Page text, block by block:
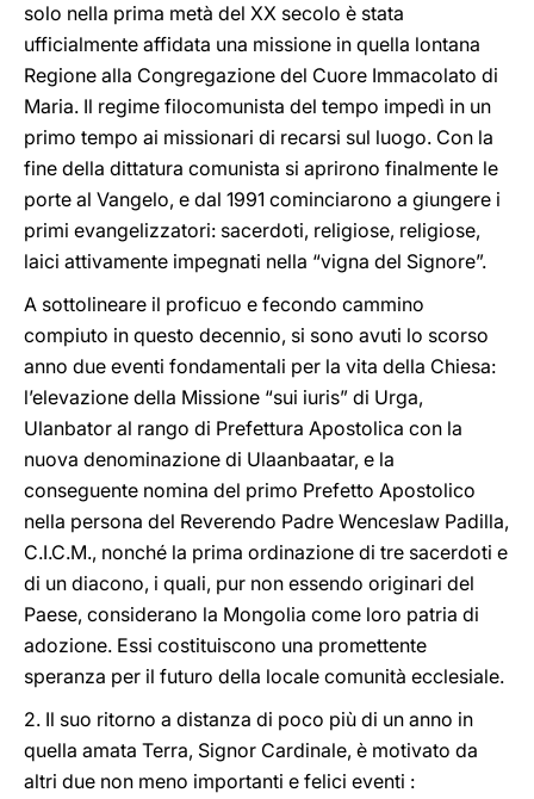
solo nella prima metà del XX secolo è stata
ufficialmente affidata una missione in quella lontana
Regione alla Congregazione del Cuore Immacolato di
Maria. Il regime filocomunista del tempo impedì in un
primo tempo ai missionari di recarsi sul luogo. Con la
fine della dittatura comunista si aprirono finalmente le
porte al Vangelo, e dal 1991 cominciarono a giungere i
primi evangelizzatori: sacerdoti, religiose, religiose,
laici attivamente impegnati nella “vigna del Signore”.
A sottolineare il proficuo e fecondo cammino
compiuto in questo decennio, si sono avuti lo scorso
anno due eventi fondamentali per la vita della Chiesa:
l’elevazione della Missione “sui iuris” di Urga,
Ulanbator al rango di Prefettura Apostolica con la
nuova denominazione di Ulaanbaatar, e la
conseguente nomina del primo Prefetto Apostolico
nella persona del Reverendo Padre Wenceslaw Padilla,
C.I.C.M., nonché la prima ordinazione di tre sacerdoti e
di un diacono, i quali, pur non essendo originari del
Paese, considerano la Mongolia come loro patria di
adozione. Essi costituiscono una promettente
speranza per il futuro della locale comunità ecclesiale.
2. Il suo ritorno a distanza di poco più di un anno in
quella amata Terra, Signor Cardinale, è motivato da
altri due non meno importanti e felici eventi :